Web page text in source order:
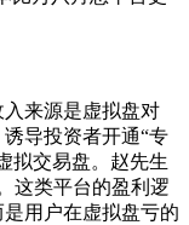
来源是虚拟盘对
导投资者开通“专
拟交易盘。赵先生
这类平台的盈利逻
用户在虚拟盘亏的